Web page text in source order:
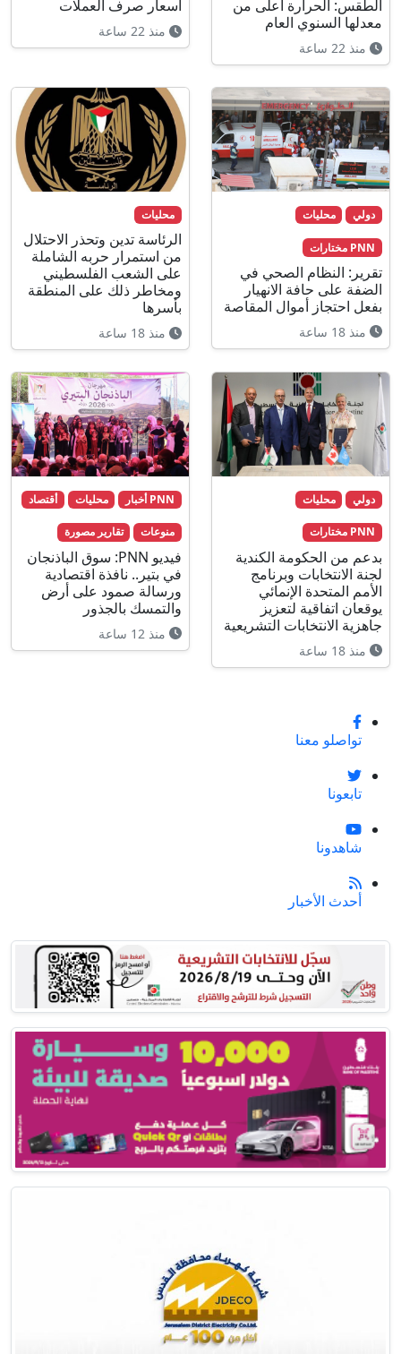
الطقس: الحرارة أعلى من
معدلها السنوي العام
منذ 22 ساعة
اسعار صرف العملات
منذ 22 ساعة
دولي محليات
PNN مختارات
تقرير: النظام الصحي في
الضفة على حافة الانهيار
بفعل احتجاز أموال المقاصة
منذ 18 ساعة
محليات
الرئاسة تدين وتحذر الاحتلال
من استمرار حربه الشاملة
على الشعب الفلسطيني
ومخاطر ذلك على المنطقة
بأسرها
منذ 18 ساعة
دولي محليات
PNN مختارات
بدعم من الحكومة الكندية
لجنة الانتخابات وبرنامج
الأمم المتحدة الإنمائي
يوقعان اتفاقية لتعزيز
جاهزية الانتخابات التشريعية
منذ 18 ساعة
PNN أخبار محليات أقتصاد
منوعات تقارير مصورة
فيديو PNN: سوق الباذنجان
في بتير.. نافذة اقتصادية
ورسالة صمود على أرض
والتمسك بالجذور
منذ 12 ساعة
تواصلو معنا
تابعونا
شاهدونا
أحدث الأخبار